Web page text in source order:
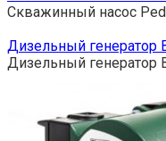
Скважинный насос
Дизельный
Дизельный генератор